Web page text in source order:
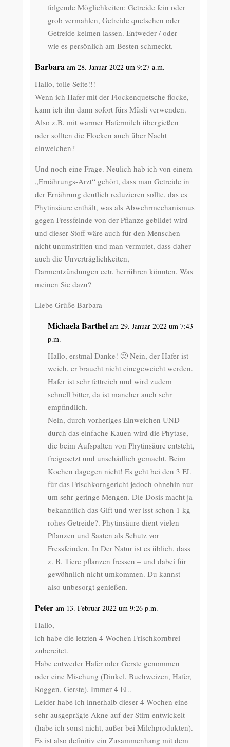
folgende Möglichkeiten: Getreide fein oder
grob vermahlen, Getreide quetschen oder
Getreide keimen lassen. Entweder / oder –
wie es persönlich am Besten schmeckt.
Barbara am 28. Januar 2022 um 9:27 a.m.
Hallo, tolle Seite!!!
Wenn ich Hafer mit der Flockenquetsche flocke,
kann ich ihn dann sofort fürs Müsli verwenden.
Also z.B. mit warmer Hafermilch übergießen
oder sollten die Flocken auch über Nacht
einweichen?
Und noch eine Frage. Neulich hab ich von einem
„Ernährungs-Arzt“ gehört, dass man Getreide in
der Ernährung deutlich reduzieren sollte, das es
Phytinsäure enthält, was als Abwehrmechanismus
gegen Fressfeinde von der Pflanze gebildet wird
und dieser Stoff wäre auch für den Menschen
nicht unumstritten und man vermutet, dass daher
auch die Unverträglichkeiten,
Darmentzündungen ectr. herrühren könnten. Was
meinen Sie dazu?
Liebe Grüße Barbara
Michaela Barthel am 29. Januar 2022 um 7:43
p.m.
Hallo, erstmal Danke! 🙂 Nein, der Hafer ist
weich, er braucht nicht einegeweicht werden.
Hafer ist sehr fettreich und wird zudem
schnell bitter, da ist mancher auch sehr
empfindlich.
Nein, durch vorheriges Einweichen UND
durch das einfache Kauen wird die Phytase,
die beim Aufspalten von Phytinsäure entsteht,
freigesetzt und unschädlich gemacht. Beim
Kochen dagegen nicht! Es geht bei den 3 EL
für das Frischkorngericht jedoch ohnehin nur
um sehr geringe Mengen. Die Dosis macht ja
bekanntlich das Gift und wer isst schon 1 kg
rohes Getreide?. Phytinsäure dient vielen
Pflanzen und Saaten als Schutz vor
Fressfeinden. In Der Natur ist es üblich, dass
z. B. Tiere pflanzen fressen – und dabei für
gewöhnlich nicht umkommen. Du kannst
also unbesorgt genießen.
Peter am 13. Februar 2022 um 9:26 p.m.
Hallo,
ich habe die letzten 4 Wochen Frischkornbrei
zubereitet.
Habe entweder Hafer oder Gerste genommen
oder eine Mischung (Dinkel, Buchweizen, Hafer,
Roggen, Gerste). Immer 4 EL.
Leider habe ich innerhalb dieser 4 Wochen eine
sehr ausgeprägte Akne auf der Stirn entwickelt
(habe ich sonst nicht, außer bei Milchprodukten).
Es ist also definitiv ein Zusammenhang mit dem